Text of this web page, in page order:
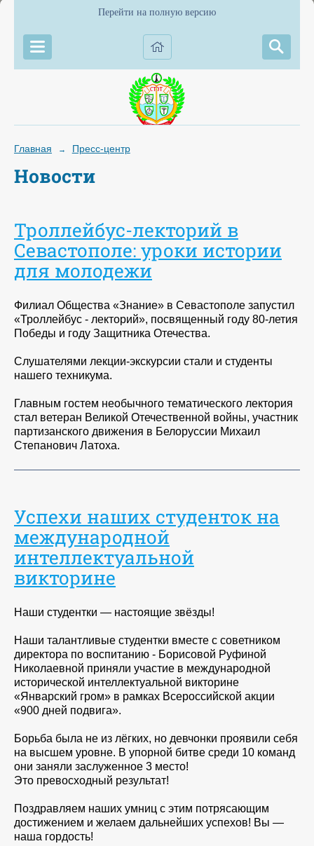
Перейти на полную версию
Главная → Пресс-центр
Новости
Троллейбус-лекторий в
Севастополе: уроки истории
для молодежи
Филиал Общества «Знание» в Севастополе запустил
«Троллейбус - лекторий», посвященный году 80-летия
Победы и году Защитника Отечества.
Слушателями лекции-экскурсии стали и студенты
нашего техникума.
Главным гостем необычного тематического лектория
стал ветеран Великой Отечественной войны, участник
партизанского движения в Белоруссии Михаил
Степанович Латоха.
Успехи наших студенток на
международной
интеллектуальной
викторине
Наши студентки — настоящие звёзды!
Наши талантливые студентки вместе с советником
директора по воспитанию - Борисовой Руфиной
Николаевной приняли участие в международной
исторической интеллектуальной викторине
«Январский гром» в рамках Всероссийской акции
«900 дней подвига».
Борьба была не из лёгких, но девчонки проявили себя
на высшем уровне. В упорной битве среди 10 команд
они заняли заслуженное 3 место!
Это превосходный результат!
Поздравляем наших умниц с этим потрясающим
достижением и желаем дальнейших успехов! Вы —
наша гордость!